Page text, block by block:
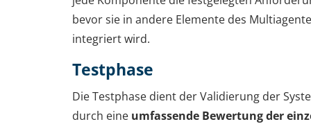
bevor sie in andere Elemente des
integriert wird.
Testphase
Die Testphase dient der Validierung der
durch eine umfassende Bewertung der